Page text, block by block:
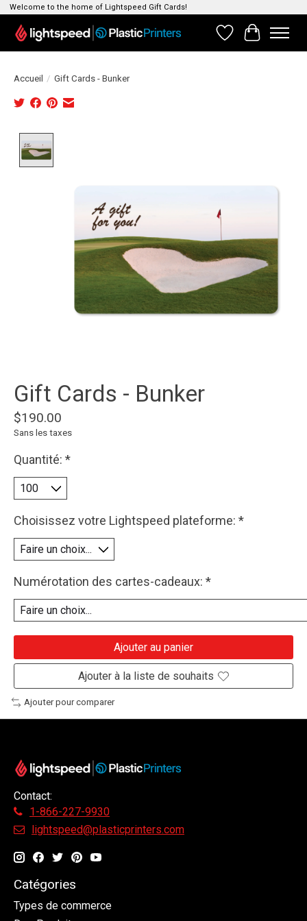
Welcome to the home of Lightspeed Gift Cards!
Liste de souhaits
Panier
Accueil / Gift Cards - Bunker
Gift Cards - Bunker
$190.00
Sans les taxes
Quantité: *
Choisissez votre Lightspeed plateforme: *
Numérotation des cartes-cadeaux: *
Ajouter au panier
Ajouter à la liste de souhaits
Ajouter pour comparer
Contact:
1-866-227-9930
lightspeed@plasticprinters.com
Catégories
Types de commerce